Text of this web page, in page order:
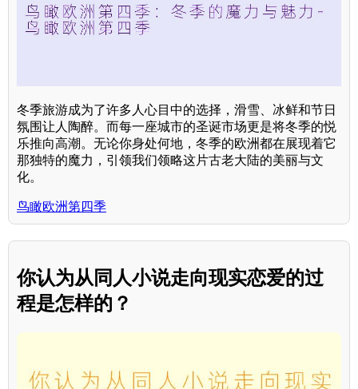
冬季旅游成为了许多人心目中的选择，滑雪、冰鲜和节日
氛围让人陶醉。而每一座城市的圣诞市场更是将冬季的悦
乐推向高潮。无论你身处何地，冬季的欧洲都在展现着它
那独特的魔力，引领我们领略这片古老大陆的美丽与文
化。
鸟瞰欧洲第四季
你认为从同人小说走向现实恋爱的过
程是怎样的？